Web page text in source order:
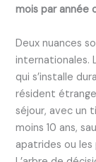
mois par année
Deux nuances
internationales.
qui s’installe
résident
séjour, avec un
moins 10 ans,
apatrides ou